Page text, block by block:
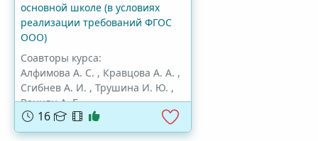
основной школе (в условиях
реализации требований ФГОС
ООО)
Соавторы курса:
Алфимова А. С. , Кравцова А. А. ,
Сгибнев А. И. , Трушина И. Ю. ,
Ванцян А. Г.
16